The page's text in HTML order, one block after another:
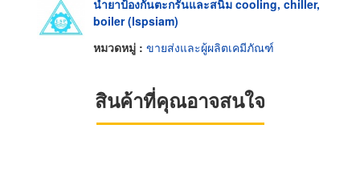
น้ำยาป้องกันตะกรันและสนิม cooling, chiller,
boiler (lspsiam)
หมวดหมู่ : ขายส่งและผู้ผลิตเคมีภัณฑ์
สินค้าที่คุณอาจสนใจ